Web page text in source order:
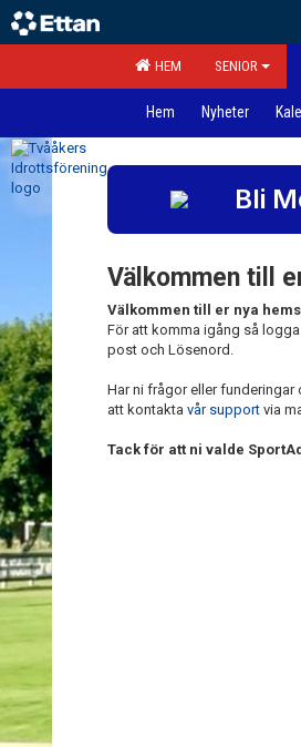
HEM SENIOR
Hem Nyheter
Bli
Välkommen till
Välkommen till er nya
För att komma igång så
post och Lösenord.
Har ni frågor eller funderingar
att kontakta vår support via
Tack för att ni valde